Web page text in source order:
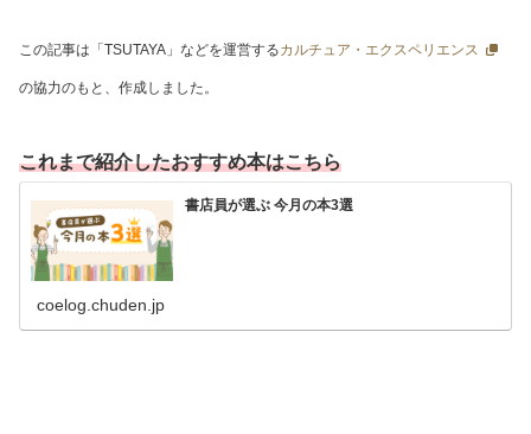
この記事は「TSUTAYA」などを運営するカルチュア・エクスペリエンス
の協力のもと、作成しました。
これまで紹介したおすすめ本はこちら
書店員が選ぶ 今月の本3選
coelog.chuden.jp